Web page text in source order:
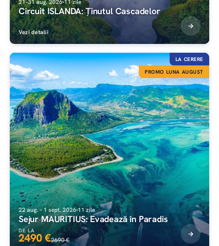
21–31 aug. 202611 zile
Circuit ISLANDA: Ținutul Cascadelor
Vezi detalii
22 aug. – 1 sept. 202611 zile
Sejur MAURITIUS: Evadează în Paradis
DE LA
2490 €2690 €
LA CERERE
PROMO LUNA AUGUST